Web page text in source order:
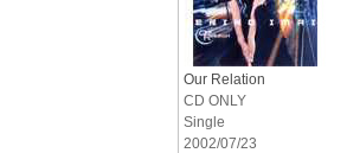
Our Relation
CD ONLY
Single
2002/07/23